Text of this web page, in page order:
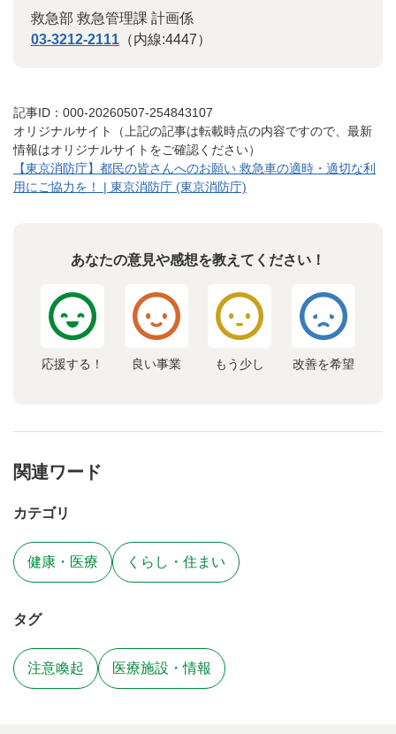
救急部 救急管理課 計画係
03-3212-2111 （内線:4447）
記事ID：000-20260507-254843107
オリジナルサイト（上記の記事は転載時点の内容ですので、最新
情報はオリジナルサイトをご確認ください）
【東京消防庁】都民の皆さんへのお願い 救急車の適時・適切な利
用にご協力を！ | 東京消防庁 (東京消防庁)
あなたの意見や感想を教えてください！
応援する！ 良い事業 もう少し 改善を希望
関連ワード
カテゴリ
健康・医療 くらし・住まい
タグ
注意喚起 医療施設・情報